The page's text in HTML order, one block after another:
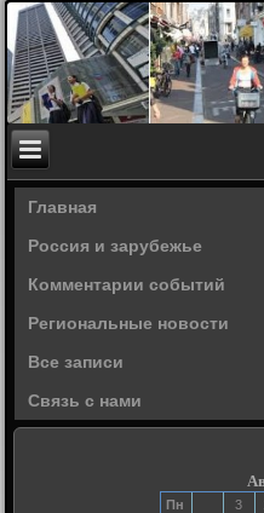
Главная
Россия и зарубежье
Комментарии событий
Региональные новости
Все записи
Связь с нами
Пн 3